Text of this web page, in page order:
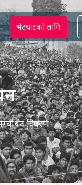
भेटघाटको लागि
विवरण